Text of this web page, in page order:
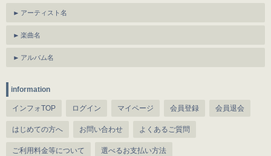
アーティスト名
楽曲名
アルバム名
information
インフォTOP ログイン マイページ 会員登録 会員退会
はじめての方へ お問い合わせ よくあるご質問
ご利用料金等について 選べるお支払い方法